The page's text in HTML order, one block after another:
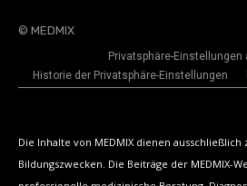
© MEDMIX
Privatsphäre-Einstellungen
Historie der Privatsphäre-Einstellungen
Die Inhalte von MEDMIX dienen
Bildungszwecken. Die Beiträge der MEDMIX-